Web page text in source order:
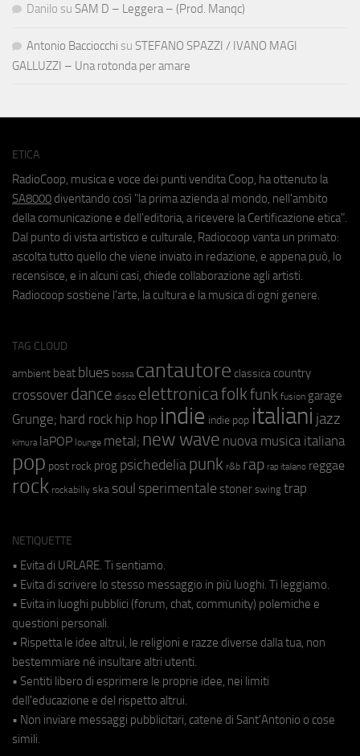
Danilo su SAM D – Leggera – (Prod. Manqc)
Antonio Bacciocchi su STEFANO SPAZZI / IVANO MAGI
GALLUZZI – Una rotonda per amare
ETICA
RadioCoop, musica e voce dei punti vendita Coop, ha ottenuto la
SA8000 diventando così "la prima azienda al mondo, nell'ambito
della comunicazione e dell'editoria, a ricevere la Certificazione etica".
Dal punto di vista artistico e culturale, Radiocoop vanta un primato:
ascolta tutto quello che viene inviato in redazione, e appena può, lo
recensisce, e in alcuni casi, chiede collaborazione agli artisti.
Radiocoop sostiene l'arte, la cultura e la musica di ogni genere.
TAG CLOUD
ambient beat blues bossa cantautore classica country
crossover dance disco elettronicafolkfunk fusion garage
Grunge; hard rock hip hop indie indie pop italiani jazz
kimura laPOP lounge metal; new wave nuova musica italiana
pop post rock prog psichedeliapunk r&b rap rap italiano reggae
rock rockabilly ska soul sperimentale stoner swing trap
NETIQUETTE
• Evita di URLARE. Ti sentiamo.
• Evita di scrivere lo stesso messaggio in più luoghi. Ti leggiamo.
• Evita in luoghi pubblici (forum, chat, community) polemiche e
questioni personali.
• Rispetta le idee altrui, le religioni e razze diverse dalla tua, non
bestemmiare né insultare altri utenti.
• Sentiti libero di esprimere le proprie idee, nei limiti
dell'educazione e del rispetto altrui.
• Non inviare messaggi pubblicitari, catene di Sant'Antonio o cose
simili.